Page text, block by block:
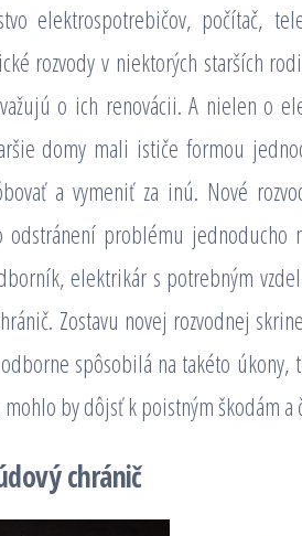
elektrospotrebičov, počítač,
rozvody v niektorých starších
o ich renovácii. A nielen o
domy mali ističe formou
a vymeniť za inú. Nové
odstránení problému
elektrikár s potrebným
Zostavu novej rozvodnej
spôsobilá na takéto
by dôjsť k poistným škodám
chránič